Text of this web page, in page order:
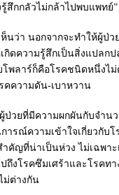
สึกกลัวไม่กล้าไปพบแพทย์”
ว่า นอกจากจะทำให้ผู้ป่วย
เกิดความรู้สึกเป็นสิ่งแปลก
โพลาร์ก็คือโรคชนิดหนึ่งไม่
คความดัน-เบาหวาน
ป่วยที่มีความผกผันกับจำน
ารณ์ความเข้าใจเกี่ยวกับ
คัญที่น่าเป็นห่วง ไม่เฉพาะ
ถึงโรคซึมเศร้าและโรคท
ม่ต่างกัน